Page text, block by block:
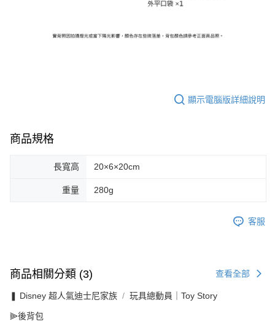
顯示電腦版詳細說明
商品規格
長寬高 20×6×20cm
重量 280g
客服
商品相關分類 (3) 查看全部
❚ Disney 超人氣迪士尼家族 玩具總動員｜Toy Story
⫸後背包